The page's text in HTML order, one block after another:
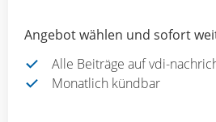
Angebot wählen und sofort
Alle Beiträge auf vdi-
Monatlich kündbar